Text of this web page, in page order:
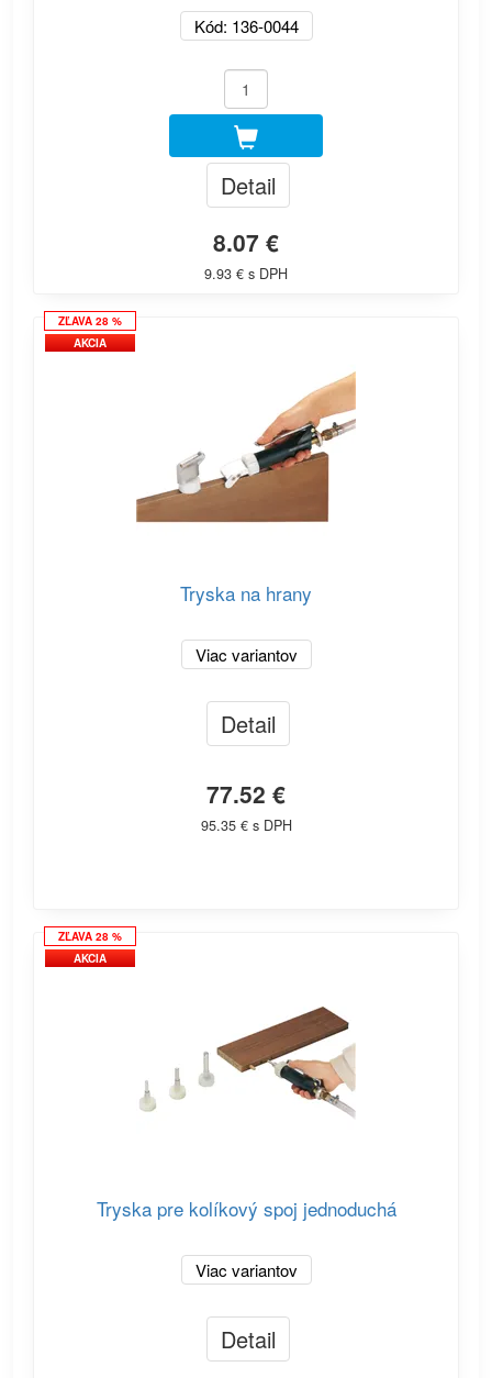
Kód: 136-0044
Detail
8.07 €
9.93 € s DPH
ZĽAVA 28 %
AKCIA
Tryska na hrany
Viac variantov
Detail
77.52 €
95.35 € s DPH
ZĽAVA 28 %
AKCIA
Tryska pre kolíkový spoj jednoduchá
Viac variantov
Detail